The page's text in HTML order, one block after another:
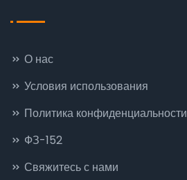
О нас
Условия использования
Политика конфиденциальности
ФЗ-152
Свяжитесь с нами